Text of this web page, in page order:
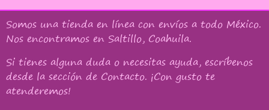
Somos una tienda en línea con envíos a todo México.
Nos encontramos en Saltillo, Coahuila.
Si tienes alguna duda o necesitas ayuda, escríbenos
desde la sección de Contacto. ¡Con gusto te
atenderemos!